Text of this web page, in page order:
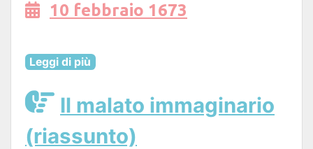
10 febbraio 1673
Leggi di più
Il malato immaginario
(riassunto)